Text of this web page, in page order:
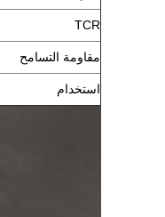
TCR
مقاومة التسامح
استخدام